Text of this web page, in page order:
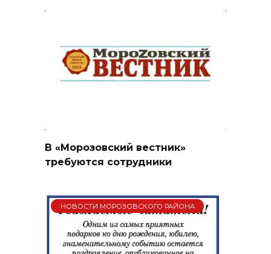
В «Морозовский вестник»
требуются сотрудники
НОВОСТИ МОРОЗОВСКОГО РАЙОНА